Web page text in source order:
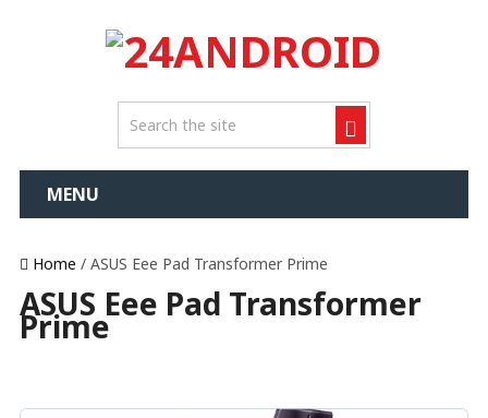
MENU
Home / ASUS Eee Pad Transformer Prime
ASUS Eee Pad Transformer
Prime